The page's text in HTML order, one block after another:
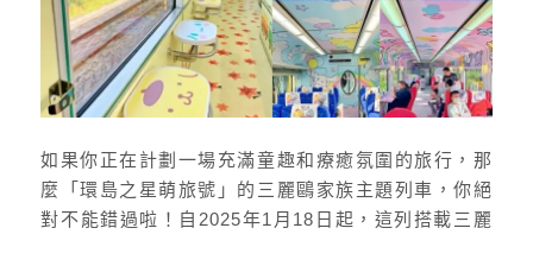
如果你正在計劃一場充滿童趣和療癒氛圍的旅行，那
麼「環島之星萌旅號」的三麗鷗家族主題列車，你絕
對不能錯過啦！自2025年1月18日起，這列搭載三麗